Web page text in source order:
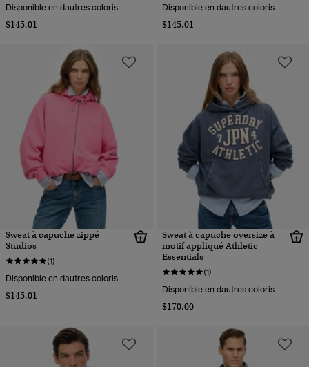
Disponible en dautres coloris
$145.01
Disponible en dautres coloris
$145.01
Sweat à capuche zippé
Studios
(1)
Disponible en dautres coloris
$145.01
Sweat à capuche oversize à
motif appliqué Athletic
Essentials
(1)
Disponible en dautres coloris
$170.00